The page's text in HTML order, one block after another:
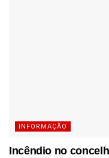
INFORMAÇÃO
Incêndio no